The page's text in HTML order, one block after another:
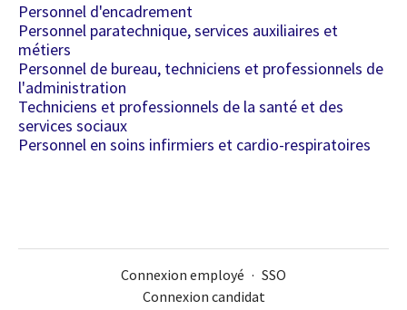
Personnel d'encadrement
Personnel paratechnique, services auxiliaires et
métiers
Personnel de bureau, techniciens et professionnels de
l'administration
Techniciens et professionnels de la santé et des
services sociaux
Personnel en soins infirmiers et cardio-respiratoires
Connexion employé · SSO
Connexion candidat